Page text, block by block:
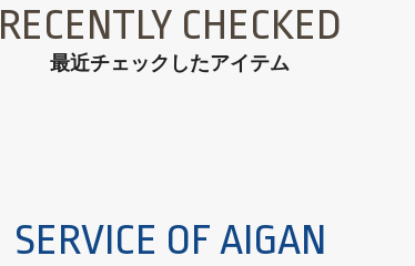
RECENTLY CHECKED
最近チェックしたアイテム
SERVICE OF AIGAN